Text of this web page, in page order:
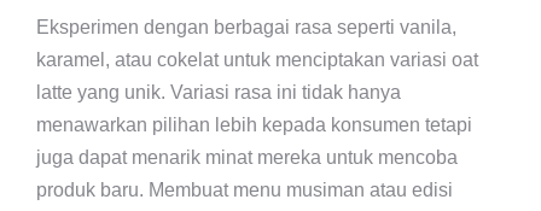
Eksperimen dengan berbagai rasa seperti vanila,
karamel, atau cokelat untuk menciptakan variasi oat
latte yang unik. Variasi rasa ini tidak hanya
menawarkan pilihan lebih kepada konsumen tetapi
juga dapat menarik minat mereka untuk mencoba
produk baru. Membuat menu musiman atau edisi